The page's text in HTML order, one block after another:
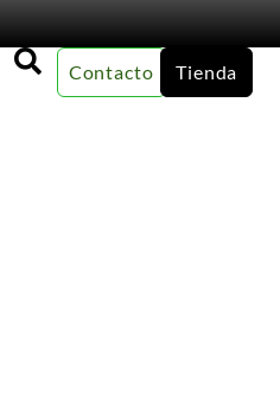
Contacto Tienda